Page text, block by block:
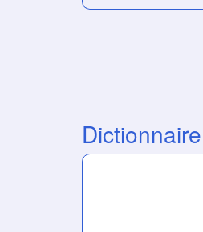
Dictionnaire